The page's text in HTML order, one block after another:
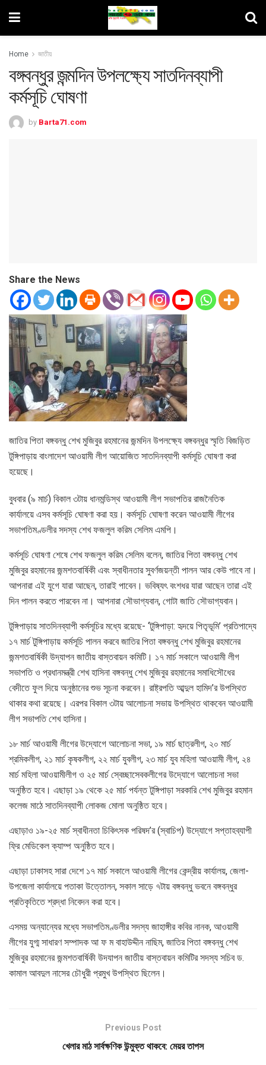
Home জাতীয়
বঙ্গবন্ধুর জন্মদিন উপলক্ষ্যে সাতদিনব্যাপী
কর্মসূচি ঘোষণা
by Barta71.com
Share the News
জাতির পিতা বঙ্গবন্ধু শেখ মুজিবুর রহমানের জন্মদিন উপলক্ষ্যে বঙ্গবন্ধুর স্মৃতি বিজড়িত
টুঙ্গিপাড়ায় বাংলাদেশ আওয়ামী লীগ আয়োজিত সাতদিনব্যাপী কর্মসূচি ঘোষণা করা
হয়েছে।
বুধবার (৯ মার্চ) বিকাল ৩টায় ধানমন্ডিস্থ আওয়ামী লীগ সভাপতির রাজনৈতিক
কার্যালয়ে এসব কর্মসূচি ঘোষণা করা হয়। কর্মসূচি ঘোষণা করেন আওয়ামী লীগের
সভাপতিমণ্ডলীর সদস্য শেখ ফজলুল করিম সেলিম এমপি।
কর্মসূচি ঘোষণা শেষে শেখ ফজলুল করিম সেলিম বলেন, জাতির পিতা বঙ্গবন্ধু শেখ
মুজিবুর রহমানের জন্মশতবার্ষিকী এবং স্বাধীনতার সুবর্ণজয়ন্তী পালন আর কেউ পাবে না।
আপনারা এই যুগে যারা আছেন, তারাই পাবেন। ভবিষ্যৎ বংশধর যারা আছেন তারা এই
দিন পালন করতে পারবেন না। আপনারা সৌভাগ্যবান, গোটা জাতি সৌভাগ্যবান।
টুঙ্গিপাড়ায় সাতদিনব্যাপী কর্মসূচির মধ্যে রয়েছে- ‘টুঙ্গিপাড়া: হৃদয়ে পিতৃভূমি’ প্রতিপাদ্যে
১৭ মার্চ টুঙ্গিপাড়ায় কর্মসূচি পালন করবে জাতির পিতা বঙ্গবন্ধু শেখ মুজিবুর রহমানের
জন্মশতবার্ষিকী উদ্‌যাপন জাতীয় বাস্তবায়ন কমিটি। ১৭ মার্চ সকালে আওয়ামী লীগ
সভাপতি ও প্রধানমন্ত্রী শেখ হাসিনা বঙ্গবন্ধু শেখ মুজিবুর রহমানের সমাধিসৌধের
বেদীতে ফুল দিয়ে অনুষ্ঠানের শুভ সূচনা করবেন। রাষ্ট্রপতি আব্দুল হামিদ’র উপস্থিত
থাকার কথা রয়েছে। এরপর বিকাল ৩টায় আলোচনা সভায় উপস্থিত থাকবেন আওয়ামী
লীগ সভাপতি শেখ হাসিনা।
১৮ মার্চ আওয়ামী লীগের উদ্যোগে আলোচনা সভা, ১৯ মার্চ ছাত্রলীগ, ২০ মার্চ
শ্রমিকলীগ, ২১ মার্চ কৃষকলীগ, ২২ মার্চ যুবলীগ, ২৩ মার্চ যুব মহিলা আওয়ামী লীগ, ২৪
মার্চ মহিলা আওয়ামীলীগ ও ২৫ মার্চ স্বেচ্ছাসেবকলীগের উদ্যোগে আলোচনা সভা
অনুষ্ঠিত হবে। এছাড়া ১৯ থেকে ২৫ মার্চ পর্যন্ত টুঙ্গিপাড়া সরকারি শেখ মুজিবুর রহমান
কলেজ মাঠে সাতদিনব্যাপী লোকজ মোলা অনুষ্ঠিত হবে।
এছাড়াও ১৯-২৫ মার্চ স্বাধীনতা চিকিৎসক পরিষদ’র (স্বাচিপ) উদ্যোগে সপ্তাহব্যাপী
ফ্রি মেডিকেল ক্যাম্প অনুষ্ঠিত হবে।
এছাড়া ঢাকাসহ সারা দেশে ১৭ মার্চ সকালে আওয়ামী লীগের কেন্দ্রীয় কার্যালয়, জেলা-
উপজেলা কার্যালয়ে পতাকা উত্তোলন, সকাল সাড়ে ৭টায় বঙ্গবন্ধু ভবনে বঙ্গবন্ধুর
প্রতিকৃতিতে শ্রদ্ধা নিবেদন করা হবে।
এসময় অন্যান্যের মধ্যে সভাপতিমণ্ডলীর সদস্য জাহাঙ্গীর কবির নানক, আওয়ামী
লীগের যুগ্ম সাধারণ সম্পাদক আ ফ ম বাহাউদ্দীন নাছিম, জাতির পিতা বঙ্গবন্ধু শেখ
মুজিবুর রহমানের জন্মশতবার্ষিকী উদযাপন জাতীয় বাস্তবায়ন কমিটির সদস্য সচিব ড.
কামাল আবদুল নাসের চৌধুরী প্রমুখ উপস্থিত ছিলেন।
Previous Post
খেলার মাঠ সার্বক্ষণিক উন্মুক্ত থাকবে: মেয়র তাপস